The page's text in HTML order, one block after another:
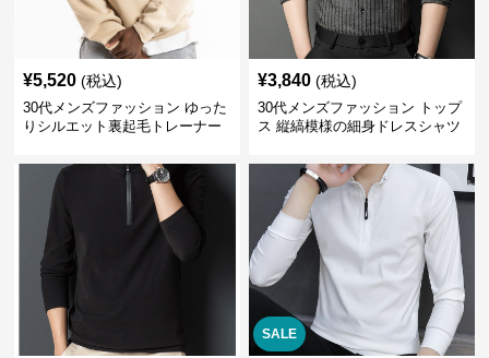
¥5,520 (税込)
30代メンズファッション ゆった
りシルエット裏起毛トレーナー
¥3,840 (税込)
30代メンズファッション トップ
ス 縦縞模様の細身ドレスシャツ
SALE